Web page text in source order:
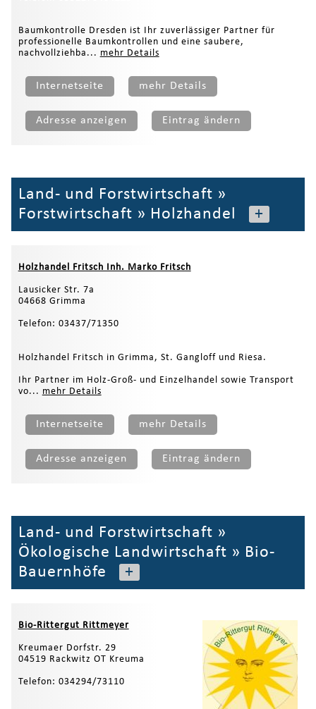
Baumkontrolle Dresden ist Ihr zuverlässiger Partner für
professionelle Baumkontrollen und eine saubere,
nachvollziehba... mehr Details
Internetseite mehr Details
Adresse anzeigen Eintrag ändern
Land- und Forstwirtschaft »
Forstwirtschaft » Holzhandel +
Holzhandel Fritsch Inh. Marko Fritsch
Lausicker Str. 7a
04668 Grimma
Telefon: 03437/71350
Holzhandel Fritsch in Grimma, St. Gangloff und Riesa.
Ihr Partner im Holz-Groß- und Einzelhandel sowie Transport
vo... mehr Details
Internetseite mehr Details
Adresse anzeigen Eintrag ändern
Land- und Forstwirtschaft »
Ökologische Landwirtschaft » Bio-
Bauernhöfe
+
Bio-Rittergut Rittmeyer
Kreumaer Dorfstr. 29
04519 Rackwitz OT Kreuma
Telefon: 034294/73110